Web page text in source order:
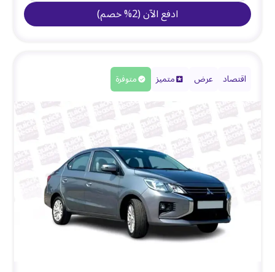
ادفع الآن(
2
%خصم)
اقتصاد عرض متميز متوفرة